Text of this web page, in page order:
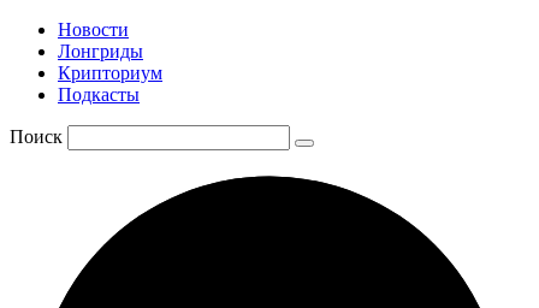
Новости
Лонгриды
Крипториум
Подкасты
Поиск